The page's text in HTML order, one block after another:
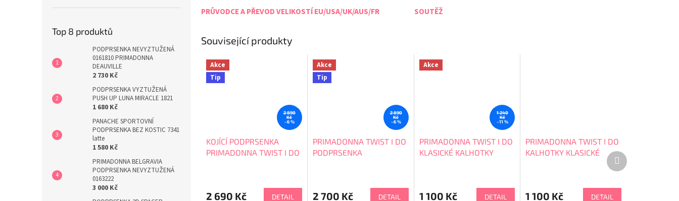
Top 8 produktů
PODPRSENKA NEVYZTUŽENÁ
0161810 PRIMADONNA
DEAUVILLE
2 730 Kč
PODPRSENKA VYZTUŽENÁ
PUSH UP LUNA MIRACLE 1821
1 680 Kč
PANACHE SPORTOVNÍ
PODPRSENKA BEZ KOSTIC 7341
latte
1 580 Kč
PRIMADONNA BELGRAVIA
PODPRSENKA NEVYZTUŽENÁ
0163222
3 000 Kč
PRŮVODCE A PŘEVOD VELIKOSTÍ EU/USA/UK/AUS/FR SOUTĚŽ
Související produkty
Akce
Tip
2 890
Kč
–6 %
KOJÍCÍ PODPRSENKA
PRIMADONNA TWIST I DO
2 690 Kč DETAIL
Akce
Tip
2 890
Kč
–6 %
PRIMADONNA TWIST I DO
PODPRSENKA
2 700 Kč DETAIL
Akce
1 240
Kč
–11 %
PRIMADONNA TWIST I DO
KLASICKÉ KALHOTKY
1 100 Kč DETAIL
PRIMADONNA TWIST I DO
KALHOTKY KLASICKÉ
1 100 Kč DETAIL
Další
produkt